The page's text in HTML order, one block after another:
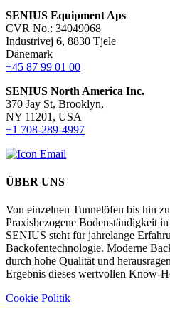
SENIUS Equipment Aps
CVR No.: 34049068
Industrivej 6, 8830 Tjele
Dänemark
+45 87 99 01 00
SENIUS North America Inc.
370 Jay St, Brooklyn,
NY 11201, USA
+1 708-289-4997
ÜBER UNS
Von einzelnen Tunnelöfen bis hin
Praxisbezogene Bodenständigkeit
SENIUS steht für jahrelange
Backofentechnologie. Moderne
durch hohe Qualität und
Ergebnis dieses wertvollen Know-
Cookie Politik